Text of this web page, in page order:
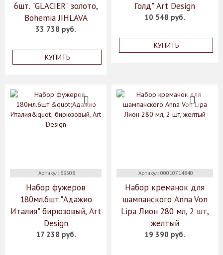
6шт. "GLACIER" золото,
Bohemia JIHLAVA
33 738 руб.
КУПИТЬ
Голд" Art Design
10 548 руб.
КУПИТЬ
Артикул: 69508
Набор фужеров
180мл.6шт."Адажио
Италия" бирюзовый, Art
Design
17 238 руб.
Артикул: 00010714840
Набор креманок для
шампанского Anna Von
Lipa Лион 280 мл, 2 шт,
желтый
19 390 руб.